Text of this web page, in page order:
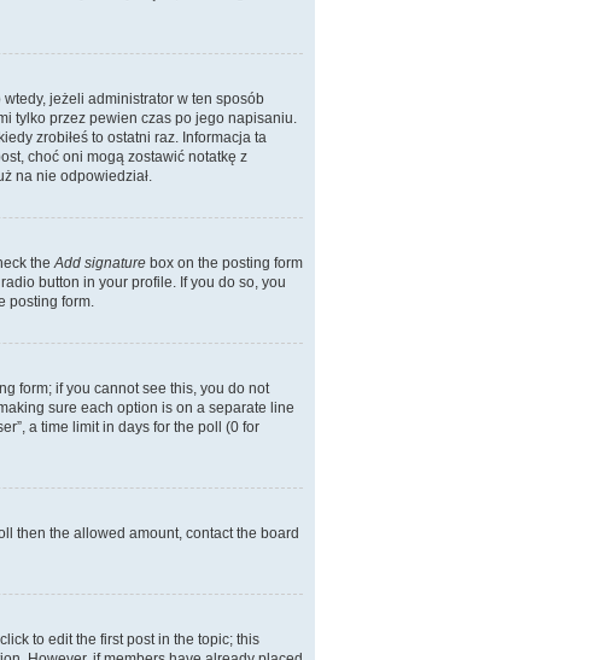
jeżeli administrator w ten sposób
tylko przez pewien czas po jego napisaniu.
zrobiłeś to ostatni raz. Informacja ta
choć oni mogą zostawić notatkę z
na nie odpowiedział.
theAdd signature box on the posting form
button in your profile. If you do so, you
posting form.
form; if you cannot see this, you do not
sure each option is on a separate line
a time limit in days for the poll (0 for
then the allowed amount, contact the board
to edit the first post in the topic; this